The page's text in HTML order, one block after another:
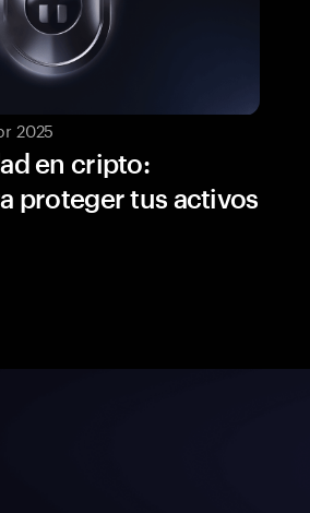
2025
en cripto:
proteger tus activos